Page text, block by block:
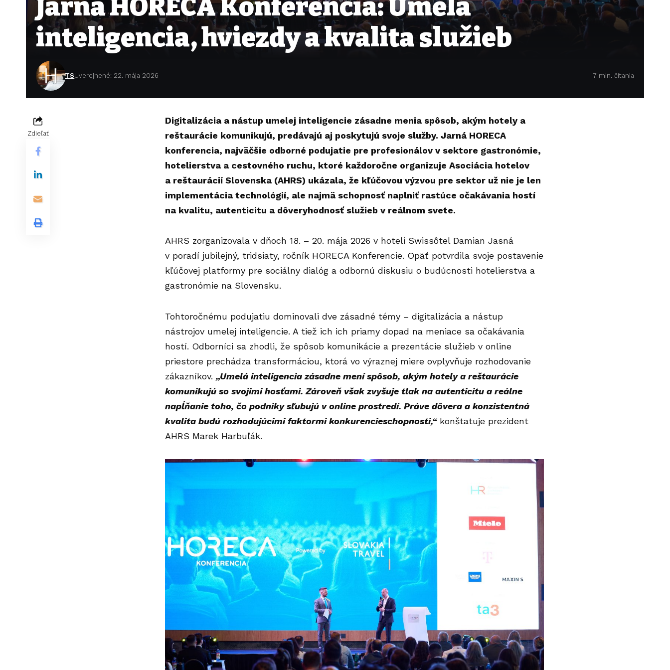
Jarná HORECA Konferencia: Umelá
inteligencia, hviezdy a kvalita služieb
TSUverejnené: 22. mája 2026 7 min. čítania
Zdieľať
Digitalizácia a nástup umelej inteligencie zásadne menia spôsob, akým hotely a
reštaurácie komunikujú, predávajú aj poskytujú svoje služby. Jarná HORECA
konferencia, najväčšie odborné podujatie pre profesionálov v sektore gastronómie,
hotelierstva a cestovného ruchu, ktoré každoročne organizuje Asociácia hotelov
a reštaurácií Slovenska (AHRS) ukázala, že kľúčovou výzvou pre sektor už nie je len
implementácia technológií, ale najmä schopnosť naplniť rastúce očakávania hostí
na kvalitu, autenticitu a dôveryhodnosť služieb v reálnom svete.
AHRS zorganizovala v dňoch 18. – 20. mája 2026 v hoteli Swissôtel Damian Jasná
v poradí jubilejný, tridsiaty, ročník HORECA Konferencie. Opäť potvrdila svoje postavenie
kľúčovej platformy pre sociálny dialóg a odbornú diskusiu o budúcnosti hotelierstva a
gastronómie na Slovensku.
Tohtoročnému podujatiu dominovali dve zásadné témy – digitalizácia a nástup
nástrojov umelej inteligencie. A tiež ich ich priamy dopad na meniace sa očakávania
hostí. Odborníci sa zhodli, že spôsob komunikácie a prezentácie služieb v online
priestore prechádza transformáciou, ktorá vo výraznej miere ovplyvňuje rozhodovanie
zákazníkov. „Umelá inteligencia zásadne mení spôsob, akým hotely a reštaurácie
komunikujú so svojimi hosťami. Zároveň však zvyšuje tlak na autenticitu a reálne
napĺňanie toho, čo podniky sľubujú v online prostredí. Práve dôvera a konzistentná
kvalita budú rozhodujúcimi faktormi konkurencieschopnosti,“konštatuje prezident
AHRS Marek Harbuľák.